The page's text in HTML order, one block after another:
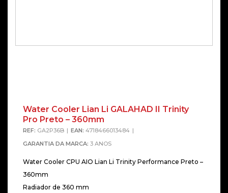
Water Cooler Lian Li GALAHAD II Trinity
Pro Preto – 360mm
REF: GA2P36B EAN: 4718466013484
GARANTIA DA MARCA: 3 ANOS
Water Cooler CPU AIO Lian Li Trinity Performance Preto –
360mm
Radiador de 360 mm